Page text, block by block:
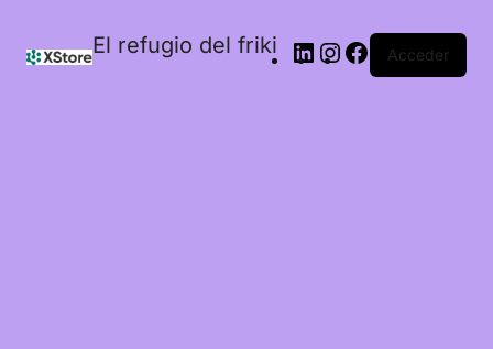
El refugio del friki Acceder